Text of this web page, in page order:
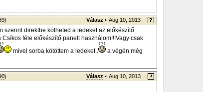
) Válasz • Aug 10, 2013
szerint direktbe kötheted a ledeket az előkészítő
féle előkészítő panelt használom!!!Vagy csak
mivel sorba kötöttem a ledeket..
a végén még
) Válasz • Aug 10, 2013